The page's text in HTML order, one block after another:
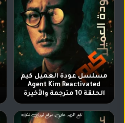
مسلسل عودة العميل كيم
Agent Kim Reactivated
الحلقة 10 مترجمة والأخيرة